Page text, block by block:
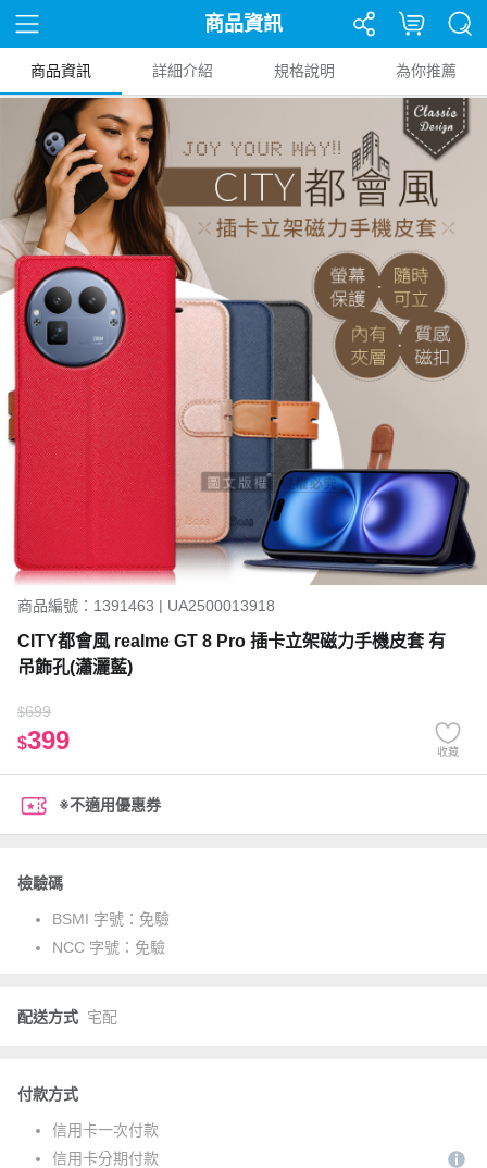
商品資訊
商品資訊 詳細介紹 規格說明 為你推薦
商品編號：1391463 | UA2500013918
CITY都會風 realme GT 8 Pro 插卡立架磁力手機皮套 有
吊飾孔(瀟灑藍)
$699
$399 收藏
※不適用優惠券
檢驗碼
BSMI 字號： 免驗
NCC 字號： 免驗
配送方式 宅配
付款方式
信用卡一次付款
信用卡分期付款